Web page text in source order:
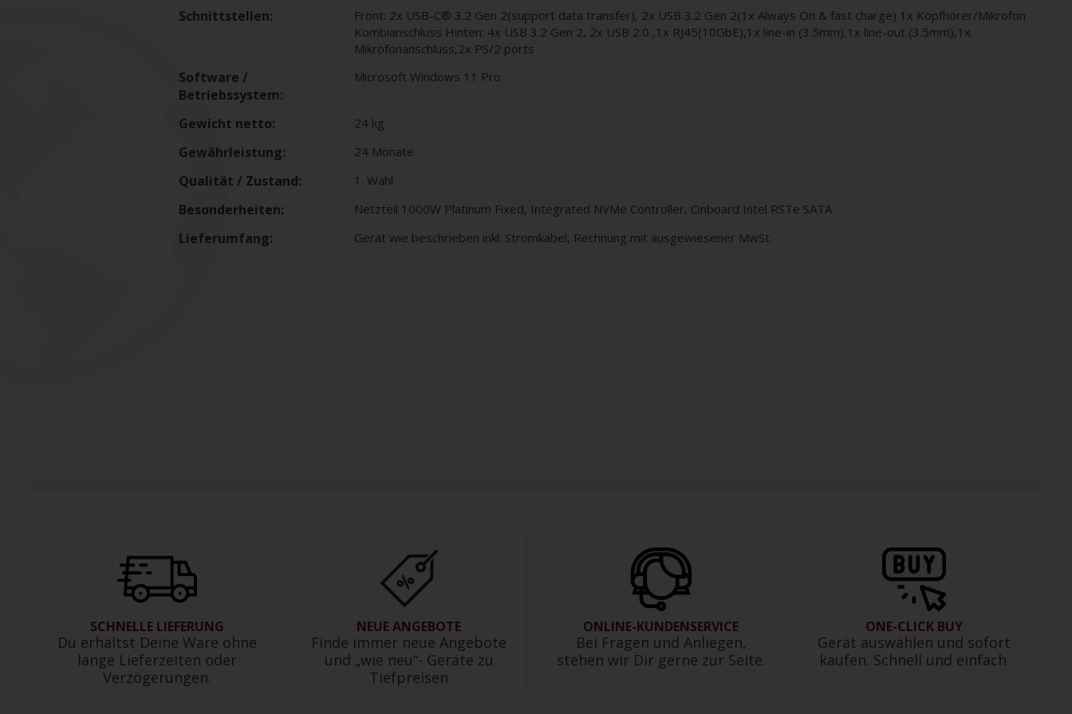
Schnittstellen:
Front: 2x USB-C® 3.2 Gen 2(support data transfer), 2x USB 3.2 Gen 2(1x Always On & fast charge) 1x Kopfhörer/Mikrofon
Kombianschluss Hinten: 4x USB 3.2 Gen 2, 2x USB 2.0 ,1x RJ45(10GbE),1x line-in (3.5mm),1x line-out (3.5mm),1x
Mikrofonanschluss,2x PS/2 ports
Software /
Betriebssystem:
Microsoft Windows 11 Pro
Gewicht netto: 24 kg
Gewährleistung: 24 Monate
Qualität / Zustand: 1. Wahl
Besonderheiten: Netzteil 1000W Platinum Fixed, Integrated NVMe Controller, Onboard Intel RSTe SATA
Lieferumfang: Gerät wie beschrieben inkl. Stromkabel, Rechnung mit ausgewiesener MwSt.
SCHNELLE LIEFERUNG
Du erhältst Deine Ware ohne
lange Lieferzeiten oder
Verzögerungen.
NEUE ANGEBOTE
Finde immer neue Angebote
und „wie neu“- Geräte zu
Tiefpreisen
ONLINE-KUNDENSERVICE
Bei Fragen und Anliegen,
stehen wir Dir gerne zur Seite.
ONE-CLICK BUY
Gerät auswählen und sofort
kaufen. Schnell und einfach.